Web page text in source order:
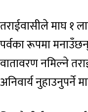
तराईवासीले माघ १
पर्वका रूपमा
वातावरण नमिल्ने
अनिवार्य नुहाउनुपर्ने